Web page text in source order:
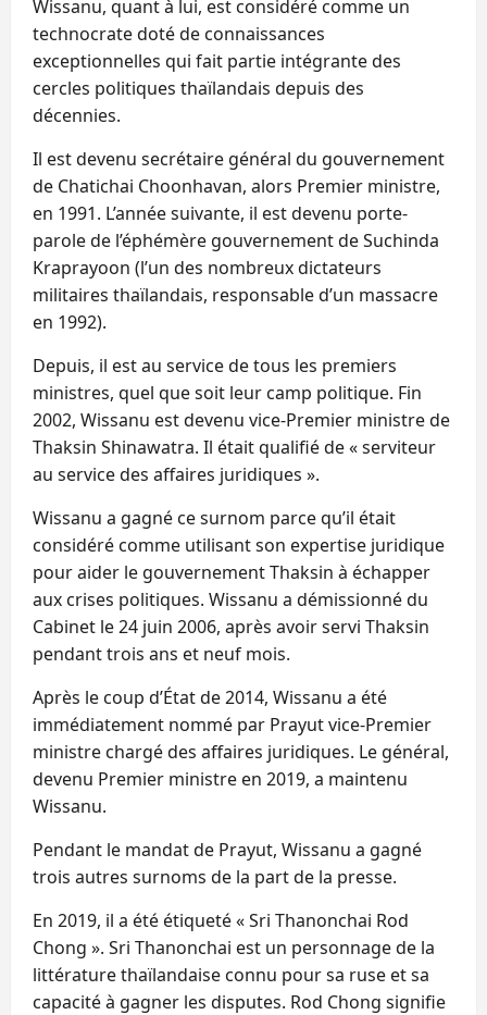
Wissanu, quant à lui, est considéré comme un
technocrate doté de connaissances
exceptionnelles qui fait partie intégrante des
cercles politiques thaïlandais depuis des
décennies.
Il est devenu secrétaire général du gouvernement
de Chatichai Choonhavan, alors Premier ministre,
en 1991. L’année suivante, il est devenu porte-
parole de l’éphémère gouvernement de Suchinda
Kraprayoon (l’un des nombreux dictateurs
militaires thaïlandais, responsable d’un massacre
en 1992).
Depuis, il est au service de tous les premiers
ministres, quel que soit leur camp politique. Fin
2002, Wissanu est devenu vice-Premier ministre de
Thaksin Shinawatra. Il était qualifié de « serviteur
au service des affaires juridiques ».
Wissanu a gagné ce surnom parce qu’il était
considéré comme utilisant son expertise juridique
pour aider le gouvernement Thaksin à échapper
aux crises politiques. Wissanu a démissionné du
Cabinet le 24 juin 2006, après avoir servi Thaksin
pendant trois ans et neuf mois.
Après le coup d’État de 2014, Wissanu a été
immédiatement nommé par Prayut vice-Premier
ministre chargé des affaires juridiques. Le général,
devenu Premier ministre en 2019, a maintenu
Wissanu.
Pendant le mandat de Prayut, Wissanu a gagné
trois autres surnoms de la part de la presse.
En 2019, il a été étiqueté « Sri Thanonchai Rod
Chong ». Sri Thanonchai est un personnage de la
littérature thaïlandaise connu pour sa ruse et sa
capacité à gagner les disputes. Rod Chong signifie